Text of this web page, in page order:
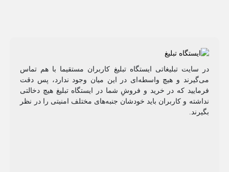
در سایت تبلیغاتی ایستگاه تبلیغ کاربران مستقیما با هم تماس
می‌گیرند و هیچ واسطه‌ای در این میان وجود ندارد، پس دقت
فرمایید که در خرید و فروشِ شما در ایستگاه تبلیغ هیچ دخالتی
نداشته و کاربران باید خودشان جنبه‌های مختلف امنیتی را در نظر
بگیرند.